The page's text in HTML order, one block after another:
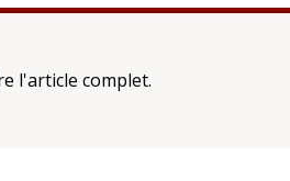
l'article complet.